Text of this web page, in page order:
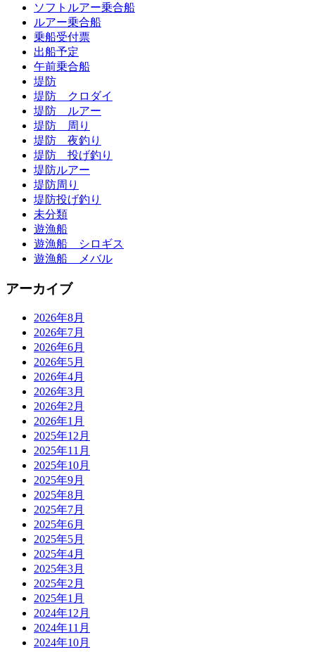
ソフトルアー乗合船
ルアー乗合船
乗船受付票
出船予定
午前乗合船
堤防
堤防 クロダイ
堤防 ルアー
堤防 周り
堤防 夜釣り
堤防 投げ釣り
堤防ルアー
堤防周り
堤防投げ釣り
未分類
遊漁船
遊漁船 シロギス
遊漁船 メバル
アーカイブ
2026年8月
2026年7月
2026年6月
2026年5月
2026年4月
2026年3月
2026年2月
2026年1月
2025年12月
2025年11月
2025年10月
2025年9月
2025年8月
2025年7月
2025年6月
2025年5月
2025年4月
2025年3月
2025年2月
2025年1月
2024年12月
2024年11月
2024年10月